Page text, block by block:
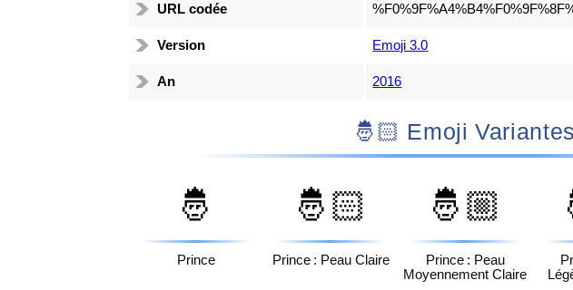
URL codée
Version Emoji 3.0
An 2016
🤴🏻 Emoji Variantes
🤴
Prince
🤴🏻
Prince : Peau Claire
🤴🏼
Prince : Peau
Moyennement Claire